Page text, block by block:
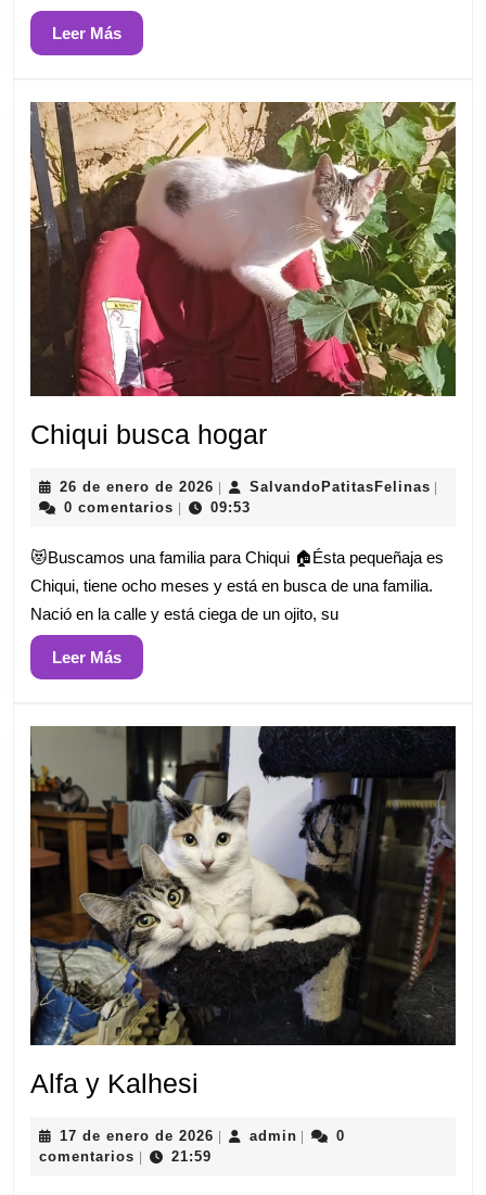
Leer MásLeer
Más
Chiqui busca hogarChiqui
hogar
26 de enero de 2026 26
de
2026
SalvandoPatitasFelinas
0 comentarios 09:53
😻Buscamos una familia para Chiqui 🏠Ésta pequeñaja es
Chiqui, tiene ocho meses y está en busca de una familia.
Nació en la calle y está ciega de un ojito, su
Leer MásLeer
Más
Alfa y Kalhesi
Kalhesi
17 de enero de 2026 17
adminadmin
0
comentarios
21:59